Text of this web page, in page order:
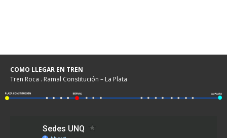
COMO LLEGAR EN TREN
Tren Roca . Ramal Constitución – La Plata